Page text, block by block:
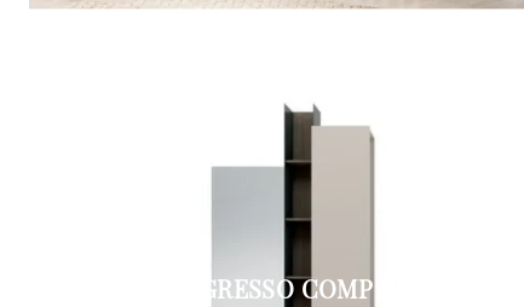
INGRESSO COMP 1